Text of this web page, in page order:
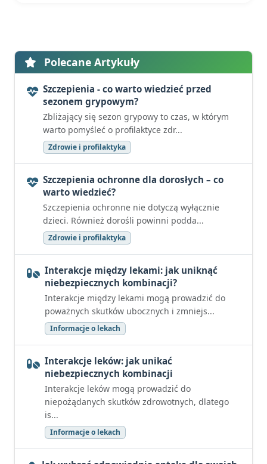
Polecane Artykuły
Szczepienia - co warto wiedzieć przed
sezonem grypowym?
Zbliżający się sezon grypowy to czas, w którym
warto pomyśleć o profilaktyce zdr...
Zdrowie i profilaktyka
Szczepienia ochronne dla dorosłych – co
warto wiedzieć?
Szczepienia ochronne nie dotyczą wyłącznie
dzieci. Również dorośli powinni podda...
Zdrowie i profilaktyka
Interakcje między lekami: jak uniknąć
niebezpiecznych kombinacji?
Interakcje między lekami mogą prowadzić do
poważnych skutków ubocznych i zmniejs...
Informacje o lekach
Interakcje leków: jak unikać
niebezpiecznych kombinacji
Interakcje leków mogą prowadzić do
niepożądanych skutków zdrowotnych, dlatego
is...
Informacje o lekach